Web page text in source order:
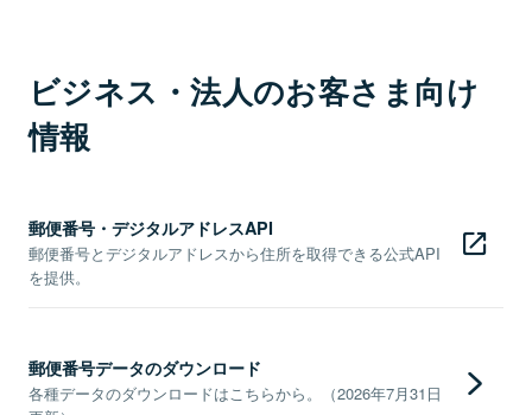
ビジネス・法人のお客さま向け
情報
郵便番号・デジタルアドレスAPI
郵便番号とデジタルアドレスから住所を取得できる公式API
を提供。
郵便番号データのダウンロード
各種データのダウンロードはこちらから。（2026年7月31日